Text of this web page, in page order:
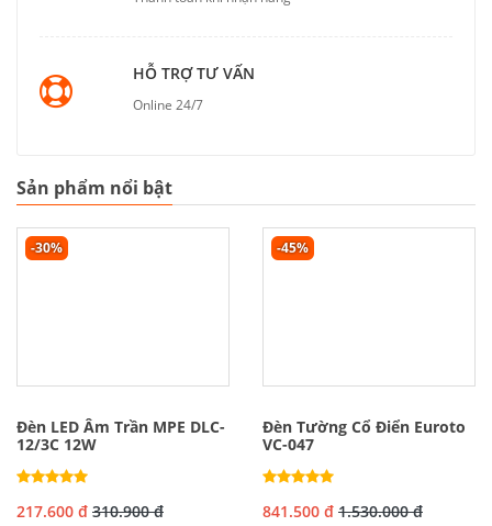
HỖ TRỢ TƯ VẤN
Online 24/7
Sản phẩm nổi bật
-30%
Đèn LED Âm Trần MPE DLC-
12/3C 12W
217.600 đ 310.900 đ
-45%
Đèn Tường Cổ Điển Euroto
VC-047
841.500 đ 1.530.000 đ